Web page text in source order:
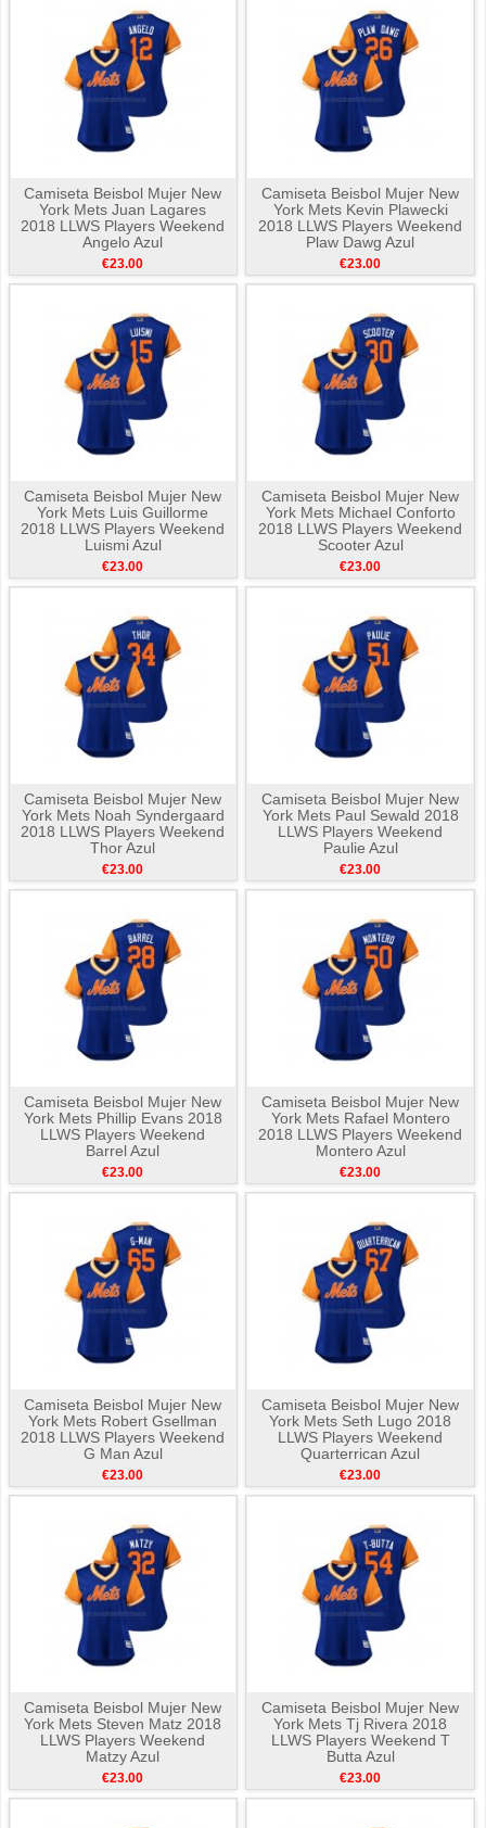
Camiseta Beisbol Mujer New
York Mets Juan Lagares
2018 LLWS Players Weekend
Angelo Azul
€23.00
Camiseta Beisbol Mujer New
York Mets Kevin Plawecki
2018 LLWS Players Weekend
Plaw Dawg Azul
€23.00
Camiseta Beisbol Mujer New
York Mets Luis Guillorme
2018 LLWS Players Weekend
Luismi Azul
€23.00
Camiseta Beisbol Mujer New
York Mets Michael Conforto
2018 LLWS Players Weekend
Scooter Azul
€23.00
Camiseta Beisbol Mujer New
York Mets Noah Syndergaard
2018 LLWS Players Weekend
Thor Azul
€23.00
Camiseta Beisbol Mujer New
York Mets Paul Sewald 2018
LLWS Players Weekend
Paulie Azul
€23.00
Camiseta Beisbol Mujer New
York Mets Phillip Evans 2018
LLWS Players Weekend
Barrel Azul
€23.00
Camiseta Beisbol Mujer New
York Mets Rafael Montero
2018 LLWS Players Weekend
Montero Azul
€23.00
Camiseta Beisbol Mujer New
York Mets Robert Gsellman
2018 LLWS Players Weekend
G Man Azul
€23.00
Camiseta Beisbol Mujer New
York Mets Seth Lugo 2018
LLWS Players Weekend
Quarterrican Azul
€23.00
Camiseta Beisbol Mujer New
York Mets Steven Matz 2018
LLWS Players Weekend
Matzy Azul
€23.00
Camiseta Beisbol Mujer New
York Mets Tj Rivera 2018
LLWS Players Weekend T
Butta Azul
€23.00